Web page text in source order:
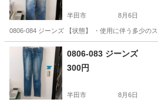
半田市 8月6日
0806-084 ジーンズ 【状態】 ・使用に伴う多少の
愛知 半田市 ジーンズ/デニム 現地
0806-083 ジーンズ
300円
半田市 8月6日